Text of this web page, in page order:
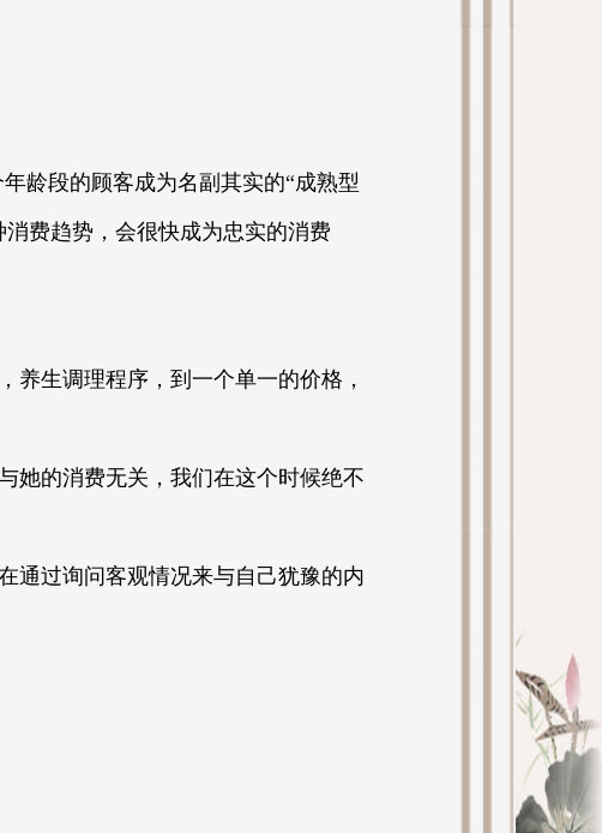
龄段的顾客成为名副其实的“成熟型
费趋势，会很快成为忠实的消费
养生调理程序，到一个单一的价格，
她的消费无关，我们在这个时候绝不
通过询问客观情况来与自己犹豫的内